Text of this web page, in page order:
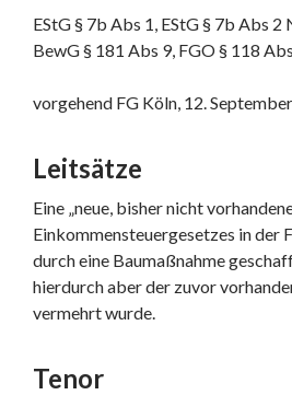
EStG § 7b Abs 1, EStG § 7b Abs 2
BewG § 181 Abs 9, FGO § 118
vorgehend FG Köln, 12.
Leitsätze
Eine „neue, bisher nicht
Einkommensteuergesetzes in der
durch eine Baumaßnahme
hierdurch aber der zuvor
vermehrt wurde.
Tenor